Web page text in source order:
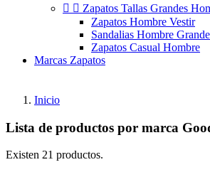
  Zapatos Tallas Grandes
Zapatos Hombre Vestir
Sandalias Hombre
Zapatos Casual Hombre
Marcas Zapatos
Inicio
Lista de productos por marca
Existen 21 productos.